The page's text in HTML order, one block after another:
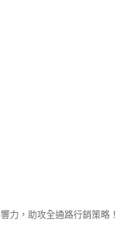
力，助攻全通路行銷策略